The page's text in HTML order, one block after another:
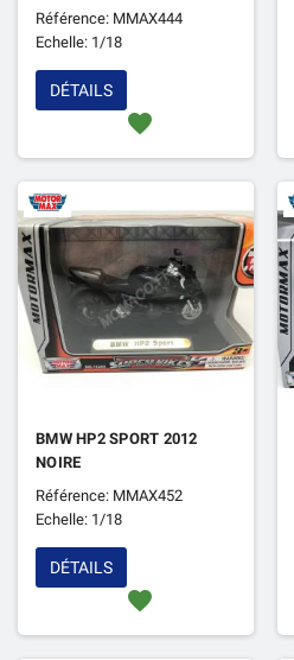
Référence: MMAX444
Echelle: 1/18
favorite
DÉTAILS
BMW HP2 SPORT 2012
NOIRE
Référence: MMAX452
Echelle: 1/18
favorite
DÉTAILS